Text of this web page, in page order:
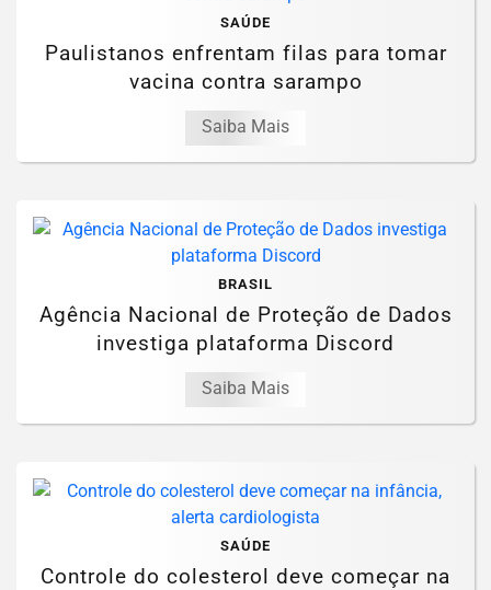
SAÚDE
Paulistanos enfrentam filas para tomar
vacina contra sarampo
Saiba Mais
BRASIL
Agência Nacional de Proteção de Dados
investiga plataforma Discord
Saiba Mais
SAÚDE
Controle do colesterol deve começar na